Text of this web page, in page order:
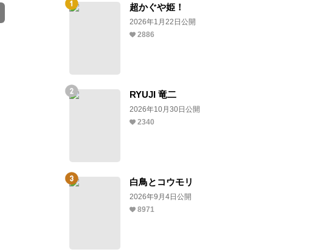
超かぐや姫！
2026年1月22日公開
2886
RYUJI 竜二
2026年10月30日公開
2340
白鳥とコウモリ
2026年9月4日公開
8971